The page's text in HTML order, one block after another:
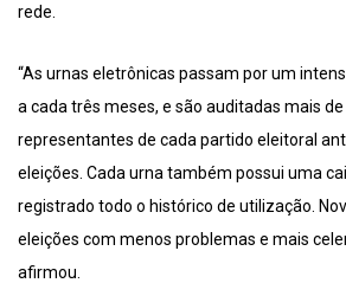
rede.
“As urnas eletrônicas passam por um
a cada três meses, e são auditadas mais
representantes de cada partido eleitoral
eleições. Cada urna também possui uma
registrado todo o histórico de utilização.
eleições com menos problemas e mais
afirmou.